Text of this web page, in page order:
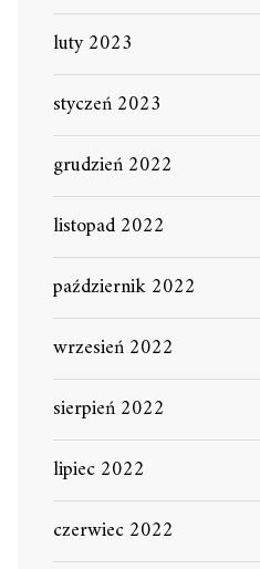
luty 2023
styczeń 2023
grudzień 2022
listopad 2022
październik 2022
wrzesień 2022
sierpień 2022
lipiec 2022
czerwiec 2022